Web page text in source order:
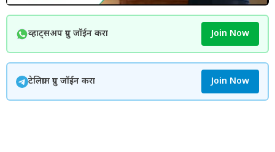
व्हाट्सअप ग्रुप जॉईन करा Join Now
टेलिग्राम ग्रुप जॉईन करा Join Now